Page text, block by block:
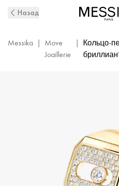
печатка
Joaillerie
Назад
Messika |
Move
Joaillerie
|
Кольцо-